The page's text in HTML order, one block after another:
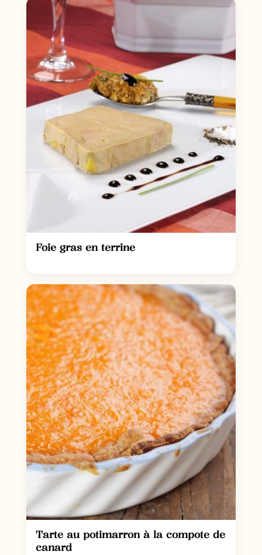
Foie gras en terrine
Tarte au potimarron à la compote de
canard